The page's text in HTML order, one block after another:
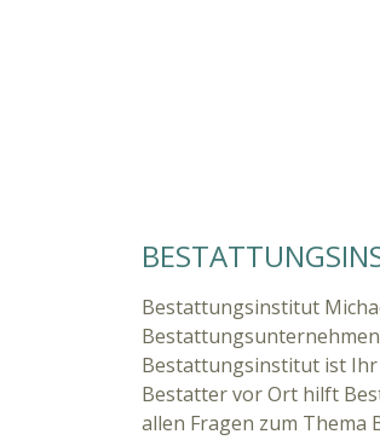
Bestattungsinstitut
Bestattungsinstitut ist
Bestatter vor Ort hilft
allen Fragen zum Thema